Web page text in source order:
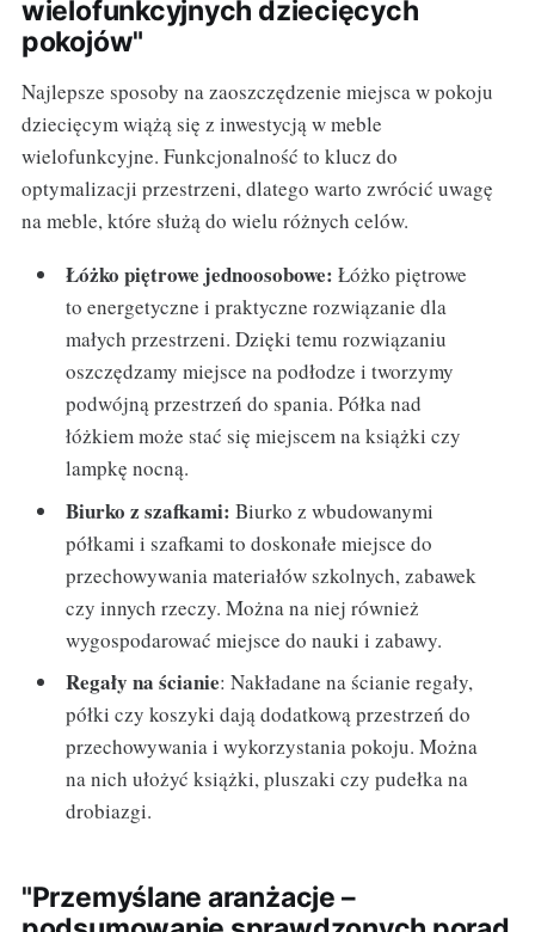
wielofunkcyjnych dziecięcych
pokojów"
Najlepsze sposoby na zaoszczędzenie miejsca w pokoju
dziecięcym wiążą się z inwestycją w meble
wielofunkcyjne. Funkcjonalność to klucz do
optymalizacji przestrzeni, dlatego warto zwrócić uwagę
na meble, które służą do wielu różnych celów.
Łóżko piętrowe jednoosobowe: Łóżko piętrowe
to energetyczne i praktyczne rozwiązanie dla
małych przestrzeni. Dzięki temu rozwiązaniu
oszczędzamy miejsce na podłodze i tworzymy
podwójną przestrzeń do spania. Półka nad
łóżkiem może stać się miejscem na książki czy
lampkę nocną.
Biurko z szafkami: Biurko z wbudowanymi
półkami i szafkami to doskonałe miejsce do
przechowywania materiałów szkolnych, zabawek
czy innych rzeczy. Można na niej również
wygospodarować miejsce do nauki i zabawy.
Regały na ścianie: Nakładane na ścianie regały,
półki czy koszyki dają dodatkową przestrzeń do
przechowywania i wykorzystania pokoju. Można
na nich ułożyć książki, pluszaki czy pudełka na
drobiazgi.
"Przemyślane aranżacje –